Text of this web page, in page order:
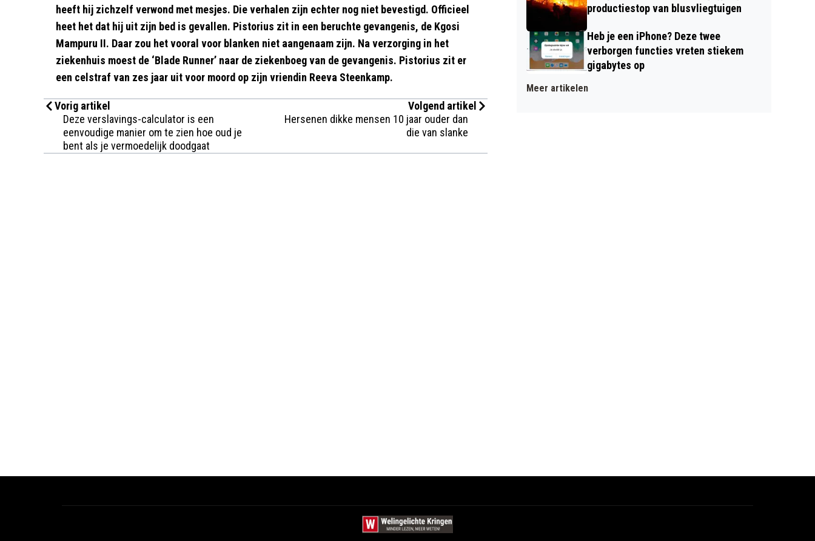
heeft hij zichzelf verwond met mesjes. Die verhalen zijn echter nog niet bevestigd. Officieel
heet het dat hij uit zijn bed is gevallen. Pistorius zit in een beruchte gevangenis, de Kgosi
Mampuru II. Daar zou het vooral voor blanken niet aangenaam zijn. Na verzorging in het
ziekenhuis moest de ‘Blade Runner’ naar de ziekenboeg van de gevangenis. Pistorius zit er
een celstraf van zes jaar uit voor moord op zijn vriendin Reeva Steenkamp.
Vorig artikel
Deze verslavings-calculator is een
eenvoudige manier om te zien hoe oud je
bent als je vermoedelijk doodgaat
Volgend artikel
Hersenen dikke mensen 10 jaar ouder dan
die van slanke
productiestop van blusvliegtuigen
Heb je een iPhone? Deze twee
verborgen functies vreten stiekem
gigabytes op
Meer artikelen